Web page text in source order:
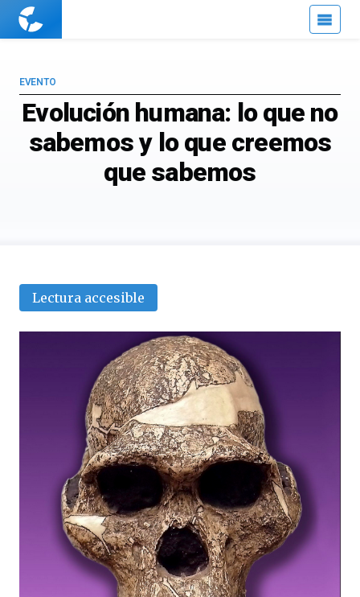
Cuaderno
Evolución humana: lo que no
sabemos y lo que creemos
que sabemos
EVENTO
Lectura accesible